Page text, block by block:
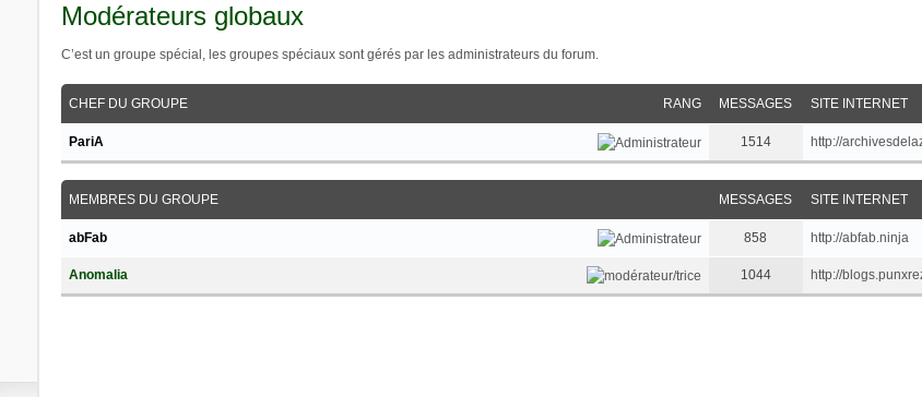
Modérateurs globaux
C’est un groupe spécial, les groupes spéciaux sont gérés par les administrateurs du forum.
RANG
CHEF DU GROUPE MESSAGES SITE INTERNET
PariA 1514 http://
MEMBRES DU GROUPE MESSAGES SITE INTERNET
abFab 858 http://abfab.ninja
Anomalia 1044 http://